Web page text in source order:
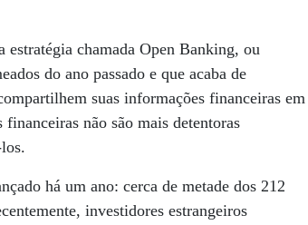
chamada Open Banking, ou
do ano passado e que acaba de
suas informações financeiras em
não são mais detentoras
há um ano: cerca de metade dos 212
investidores estrangeiros